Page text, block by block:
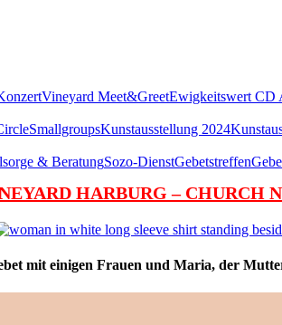
Vineyard Meet&GreetEwigkeitswert CD
SmallgroupsKunstausstellung 2024
& BeratungSozo-DienstGebetstreffen
HARBURG – CHURCH
mit einigen Frauen und Maria, der